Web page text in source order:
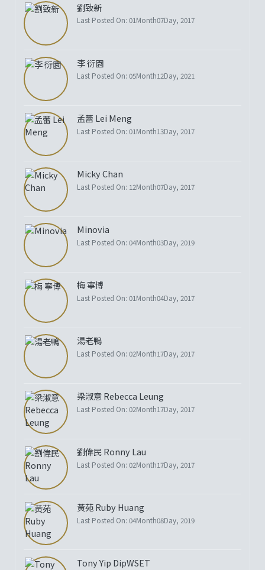
劉致新
Last Posted On: 01Month07Day, 2017
李 衍園
Last Posted On: 05Month12Day, 2021
孟蕾 Lei Meng
Last Posted On: 01Month13Day, 2017
Micky Chan
Last Posted On: 12Month07Day, 2017
Minovia
Last Posted On: 04Month03Day, 2019
梅 寧博
Last Posted On: 01Month04Day, 2017
湯老鴨
Last Posted On: 02Month17Day, 2017
梁淑意 Rebecca Leung
Last Posted On: 02Month17Day, 2017
劉偉民 Ronny Lau
Last Posted On: 02Month17Day, 2017
黃苑 Ruby Huang
Last Posted On: 04Month08Day, 2019
Tony Yip DipWSET